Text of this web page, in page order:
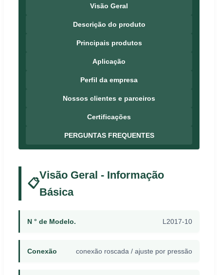
Visão Geral
Descrição do produto
Principais produtos
Aplicação
Perfil da empresa
Nossos clientes e parceiros
Certificações
PERGUNTAS FREQUENTES
📋
Visão Geral - Informação
Básica
N ° de Modelo. L2017-10
Conexão conexão roscada / ajuste por pressão